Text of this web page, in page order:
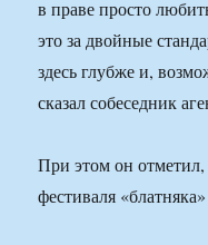
в праве просто
это за двойные
здесь глубже и,
сказал собеседник
При этом он отметил,
фестиваля